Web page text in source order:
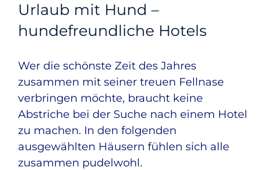
Urlaub mit Hund –
hundefreundliche Hotels
Wer die schönste Zeit des Jahres
zusammen mit seiner treuen Fellnase
verbringen möchte, braucht keine
Abstriche bei der Suche nach einem Hotel
zu machen. In den folgenden
ausgewählten Häusern fühlen sich alle
zusammen pudelwohl.